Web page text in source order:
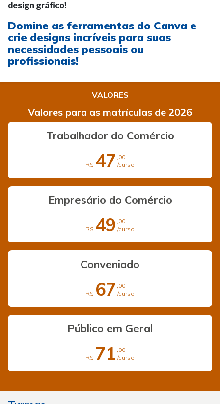
design gráfico!
Domine as ferramentas do Canva e
crie designs incríveis para suas
necessidades pessoais ou
profissionais!
VALORES
Valores para as matrículas de 2026
Trabalhador do Comércio
R$ 47 ,00
/curso
Empresário do Comércio
R$ 49 ,00
/curso
Conveniado
R$ 67 ,00
/curso
Público em Geral
R$ 71 ,00
/curso